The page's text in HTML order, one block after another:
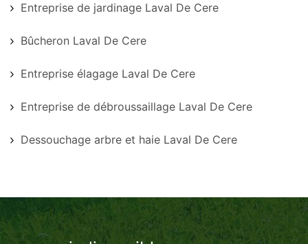
Entreprise de jardinage Laval De Cere
Bûcheron Laval De Cere
Entreprise élagage Laval De Cere
Entreprise de débroussaillage Laval De Cere
Dessouchage arbre et haie Laval De Cere